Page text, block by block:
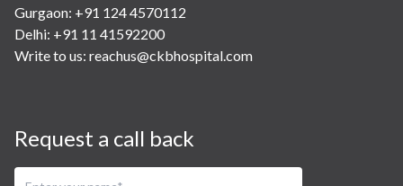
Gurgaon: +91 124 4570112
Delhi: +91 11 41592200
Write to us: reachus@ckbhospital.com
Request a call back